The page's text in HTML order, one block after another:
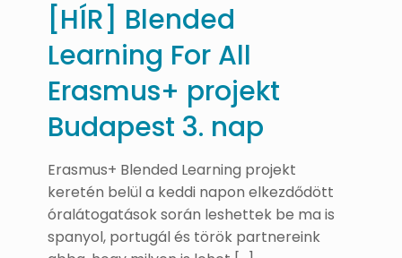
[HÍR] Blended
Learning For All
Erasmus+ projekt
Budapest 3. nap
Erasmus+ Blended Learning projekt
keretén belül a keddi napon elkezdődött
óralátogatások során leshettek be ma is
spanyol, portugál és török partnereink